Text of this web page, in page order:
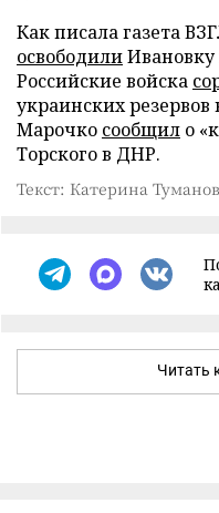
Как писала газета
освободилиИвановку
Российские войска
украинских резервов
Марочко сообщил о
Торского в ДНР.
Текст: Катерина
Читать